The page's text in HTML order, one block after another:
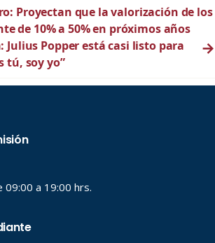
Proyectan que la valorización de los
de 10% a 50% en próximos años
Julius Popper está casi listo para
tú, soy yo”
→